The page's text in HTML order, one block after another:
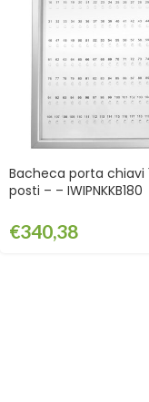
Bacheca porta chiavi
posti – – IWIPNKKB180
€340,38